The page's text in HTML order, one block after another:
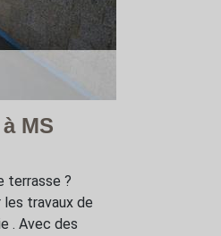
MS
terrasse ?
travaux de
. Avec des